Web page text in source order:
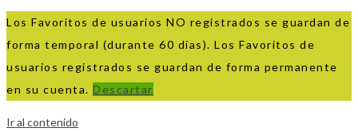
Los Favoritos de usuarios NO registrados se guardan de
forma temporal (durante 60 días). Los Favoritos de
usuarios registrados se guardan de forma permanente
en su cuenta. Descartar
Ir al contenido